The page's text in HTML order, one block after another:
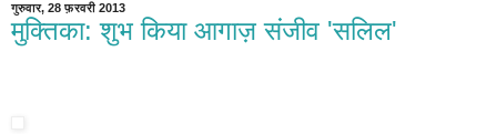
गुरुवार, 28 फ़रवरी 2013
मुक्तिका: शुभ किया आगाज़ संजीव 'सलिल'